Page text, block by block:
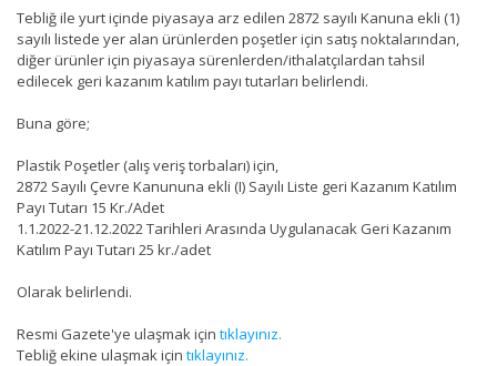
Tebliğ ile yurt içinde piyasaya arz edilen 2872 sayılı Kanuna ekli (1)
sayılı listede yer alan ürünlerden poşetler için satış noktalarından,
diğer ürünler için piyasaya sürenlerden/ithalatçılardan tahsil
edilecek geri kazanım katılım payı tutarları belirlendi.
Buna göre;
Plastik Poşetler (alış veriş torbaları) için,
2872 Sayılı Çevre Kanununa ekli (I) Sayılı Liste geri Kazanım Katılım
Payı Tutarı 15 Kr./Adet
1.1.2022-21.12.2022 Tarihleri Arasında Uygulanacak Geri Kazanım
Katılım Payı Tutarı 25 kr./adet
Olarak belirlendi.
Resmi Gazete'ye ulaşmak için tıklayınız.
Tebliğ ekine ulaşmak için tıklayınız.